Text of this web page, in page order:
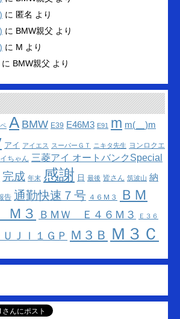
に 匿名 より
に BMW親父 より
に M より
に BMW親父 より
A BMW E39 E46M3 E91 m m(__)m
アイ アイエス スーパーＧＴ ニキタ先生 ヨンロクエ
ちゃん 三菱アイ オートバンクSpecial
完成 年末 感謝 日 最後 皆さん 筑波山 納
告 通勤快速７号 ４６Ｍ３
ＢＭ
３
ＢＭＷ Ｅ４６Ｍ３ Ｅ３６
ＵＪＩ１ＧＰ Ｍ３Ｂ Ｍ３Ｃ